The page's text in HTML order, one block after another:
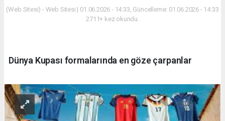
(Web Sitesi) - Web Sitesi | 01.06.2026 - 14:33, Güncelleme: 01.06.2026 - 14:33
2711+ kez okundu.
Dünya Kupası formalarında en göze çarpanlar